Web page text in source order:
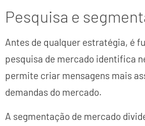
Pesquisa e
Antes de qualquer estratégia, é
pesquisa de mercado identifica
permite criar mensagens mais
demandas do mercado.
A segmentação de mercado